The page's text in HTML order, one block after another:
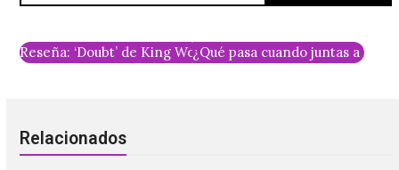
Reseña: ‘Doubt’ de King Woman¿Qué pasa cuando juntas a
Relacionados